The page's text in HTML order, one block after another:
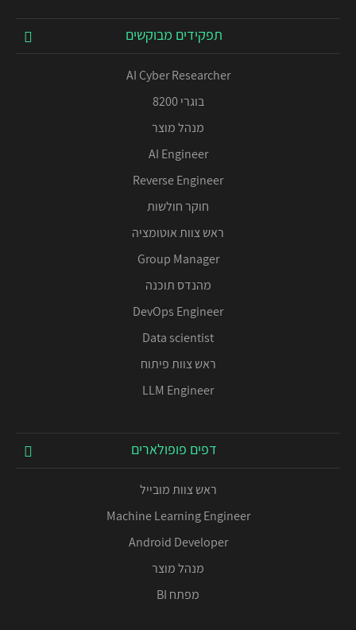
תפקידים מבוקשים
AI Cyber Researcher
בוגרי 8200
מנהל מוצר
AI Engineer
Reverse Engineer
חוקר חולשות
ראש צוות אוטומציה
Group Manager
מהנדס תוכנה
DevOps Engineer
Data scientist
ראש צוות פיתוח
LLM Engineer
דפים פופולארים
ראש צוות מובייל
Machine Learning Engineer
Android Developer
מנהל מוצר
מפתח BI